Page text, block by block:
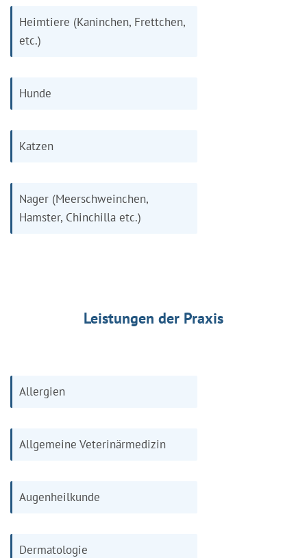
Heimtiere (Kaninchen, Frettchen,
etc.)
Hunde
Katzen
Nager (Meerschweinchen,
Hamster, Chinchilla etc.)
Leistungen der Praxis
Allergien
Allgemeine Veterinärmedizin
Augenheilkunde
Dermatologie